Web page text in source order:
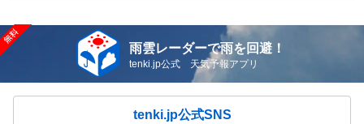
雨雲レーダーで雨を回避！
tenki.jp公式 天気予報アプリ
tenki.jp公式SNS